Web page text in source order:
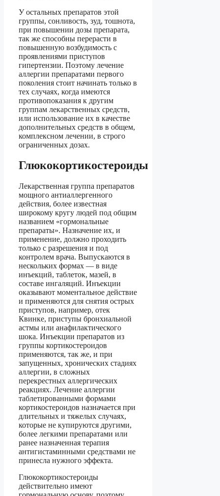
У остальных препаратов этой
группы, сонливость, зуд, тошнота,
при повышении дозы препарата,
так же способны перерасти в
повышенную возбудимость с
проявлениями приступов
гипертензии. Поэтому лечение
аллергии препаратами первого
поколения стоит начинать только в
тех случаях, когда имеются
противопоказания к другим
группам лекарственных средств,
или использование их в качестве
дополнительных средств в общем,
комплексном лечении, в строго
ограниченных дозах.
Глюкокортикостероиды
Лекарственная группа препаратов
мощного антиаллергенного
действия, более известная
широкому кругу людей под общим
названием «гормональные
препараты». Назначение их, и
применение, должно проходить
только с разрешения и под
контролем врача. Выпускаются в
нескольких формах — в виде
инъекций, таблеток, мазей, в
составе ингаляций. Инъекции
оказывают моментальное действие
и применяются для снятия острых
приступов, например, отек
Квинке, приступы бронхиальной
астмы или анафилактического
шока. Инъекции препаратов из
группы кортикостероидов
применяются, так же, и при
запущенных, хронических стадиях
аллергии, в сложных
перекрестных аллергических
реакциях. Лечение аллергии
таблетированными формами
кортикостероидов назначается при
длительных и тяжелых случаях,
которые не купируются другими,
более легкими препаратами или
ранее назначенная терапия
антигистаминными средствами не
принесла нужного эффекта.
Глюкокортикостероиды
действительно имеют